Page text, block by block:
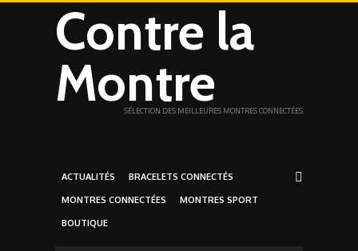
Contre la
Montre
SÉLECTION DES MEILLEURES MONTRES CONNECTÉES
ACTUALITÉS BRACELETS CONNECTÉS
MONTRES CONNECTÉES MONTRES SPORT
BOUTIQUE